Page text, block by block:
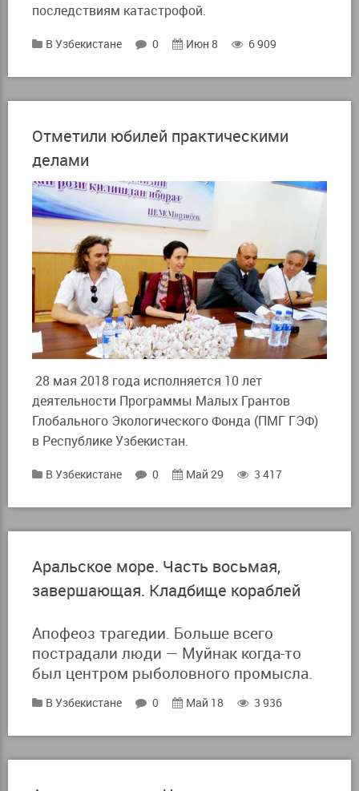
последствиям катастрофой.
В Узбекистане 0 Июн 8 6 909
Отметили юбилей практическими
делами
28 мая 2018 года исполняется 10 лет
деятельности Программы Малых Грантов
Глобального Экологического Фонда (ПМГ ГЭФ)
в Республике Узбекистан.
В Узбекистане 0 Май 29 3 417
Аральское море. Часть восьмая,
завершающая. Кладбище кораблей
Апофеоз трагедии. Больше всего
пострадали люди — Муйнак когда-то
был центром рыболовного промысла.
В Узбекистане 0 Май 18 3 936